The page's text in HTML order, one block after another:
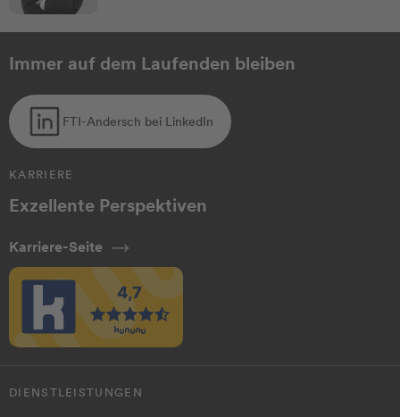
Immer auf dem Laufenden bleiben
FTI-Andersch bei LinkedIn
KARRIERE
Exzellente Perspektiven
Karriere-Seite
DIENSTLEISTUNGEN